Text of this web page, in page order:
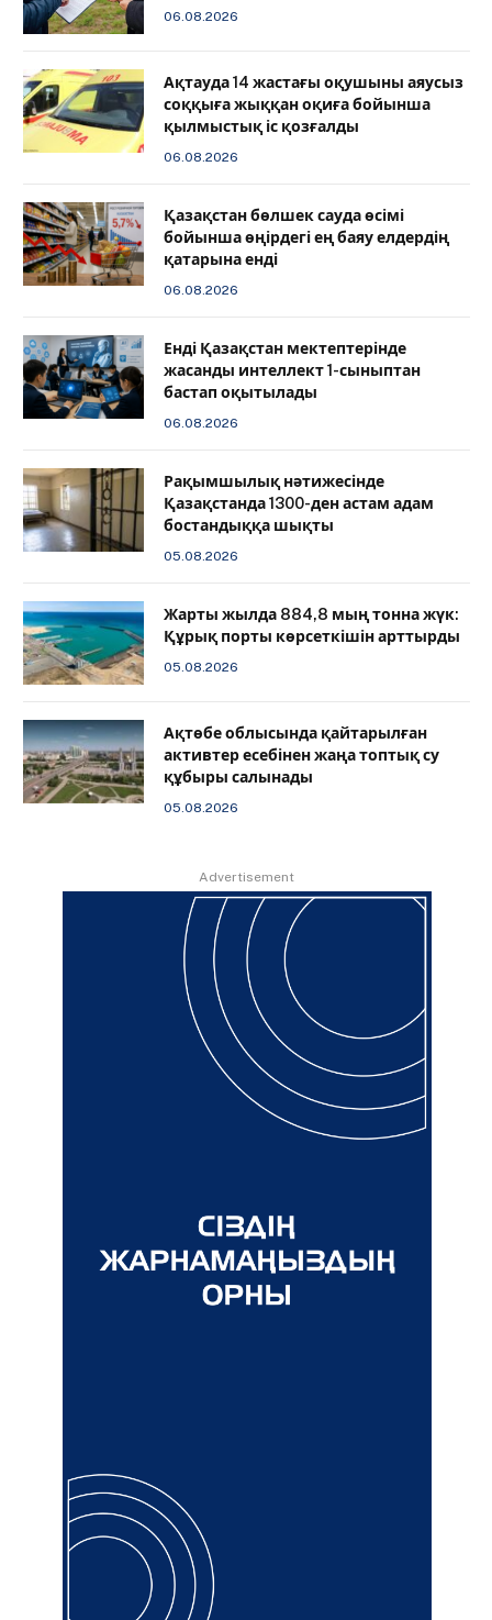
06.08.2026
Ақтауда 14 жастағы оқушыны аяусыз
соққыға жыққан оқиға бойынша
қылмыстық іс қозғалды
06.08.2026
Қазақстан бөлшек сауда өсімі
бойынша өңірдегі ең баяу елдердің
қатарына енді
06.08.2026
️Енді Қазақстан мектептерінде
жасанды интеллект 1-сыныптан
бастап оқытылады
06.08.2026
Рақымшылық нәтижесінде
Қазақстанда 1300-ден астам адам
бостандыққа шықты
05.08.2026
Жарты жылда 884,8 мың тонна жүк:
Құрық порты көрсеткішін арттырды
05.08.2026
Ақтөбе облысында қайтарылған
активтер есебінен жаңа топтық су
құбыры салынады
05.08.2026
Advertisement